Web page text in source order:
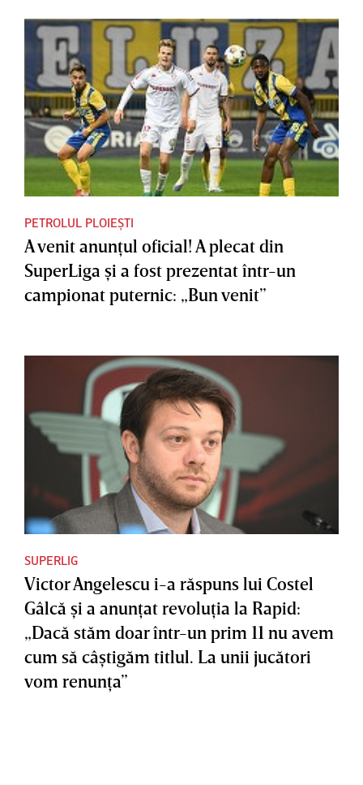
PETROLUL PLOIEȘTI
A venit anunţul oficial! A plecat din
SuperLiga şi a fost prezentat într-un
campionat puternic: „Bun venit”
SUPERLIG
Victor Angelescu i-a răspuns lui Costel
Gâlcă şi a anunţat revoluţia la Rapid:
„Dacă stăm doar într-un prim 11 nu avem
cum să câştigăm titlul. La unii jucători
vom renunţa”